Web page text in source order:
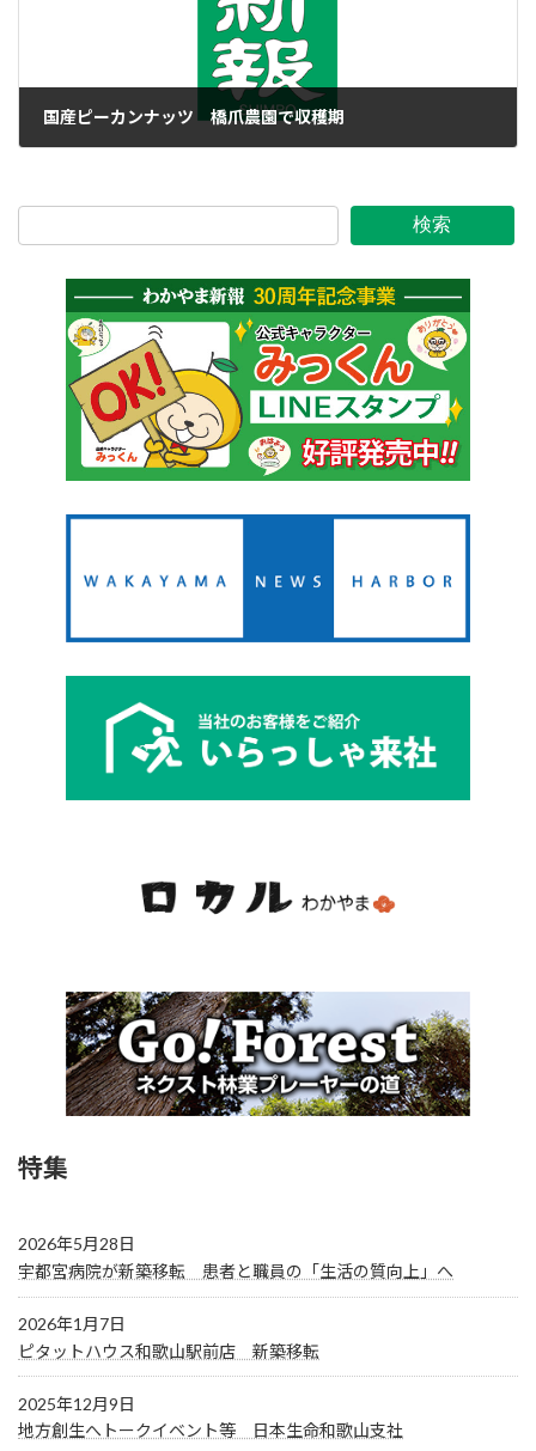
国産ピーカンナッツ 橋爪農園で収穫期
検索
特集
2026年5月28日
宇都宮病院が新築移転 患者と職員の「生活の質向上」へ
2026年1月7日
ピタットハウス和歌山駅前店 新築移転
2025年12月9日
地方創生へトークイベント等 日本生命和歌山支社